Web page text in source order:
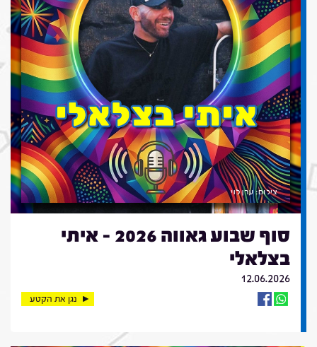
סוף שבוע גאווה 2026 - איתי
בצלאלי
12.06.2026
נגן את הקטע